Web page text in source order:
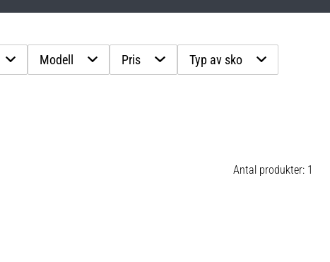
Modell Pris Typ av sko
Antal produkter: 1